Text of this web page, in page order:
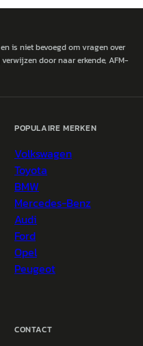
is niet bevoegd om vragen over
door naar erkende, AFM-
POPULAIRE MERKEN
Volkswagen
Toyota
BMW
Mercedes-Benz
Audi
Ford
Opel
Peugeot
CONTACT